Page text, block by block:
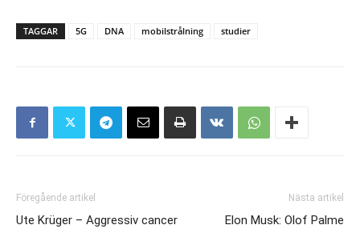
TAGGAR 5G DNA mobilstrålning studier
Föregående artikel
Ute Krüger – Aggressiv cancer
Nästa artikel
Elon Musk: Olof Palme